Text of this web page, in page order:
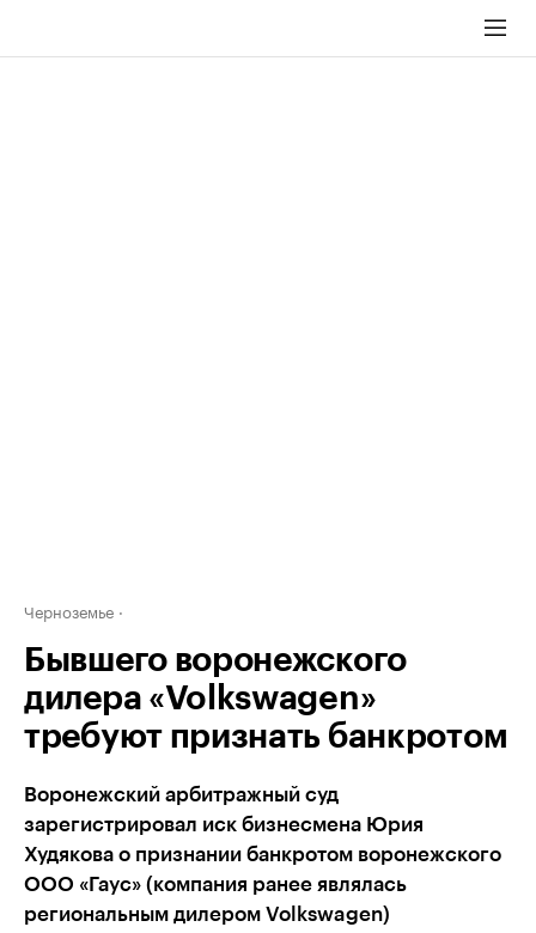
Черноземье
Бывшего воронежского
дилера «Volkswagen»
требуют признать банкротом
Воронежский арбитражный суд
зарегистрировал иск бизнесмена Юрия
Худякова о признании банкротом воронежского
ООО «Гаус» (компания ранее являлась
региональным дилером Volkswagen)